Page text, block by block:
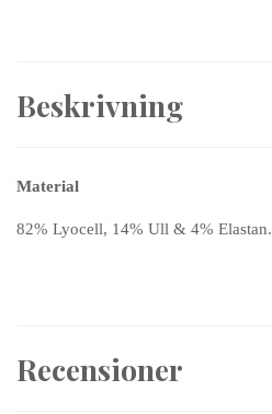
Beskrivning
Material
82% Lyocell, 14% Ull & 4% Elastan.
Recensioner